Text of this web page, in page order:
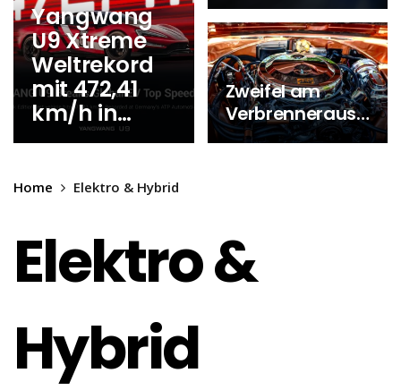
Yangwang
U9 Xtreme
Weltrekord
mit 472,41
km/h in
Papenburg
Zweifel am
Verbrenneraus
2035
Home Elektro & Hybrid
Elektro &
Hybrid